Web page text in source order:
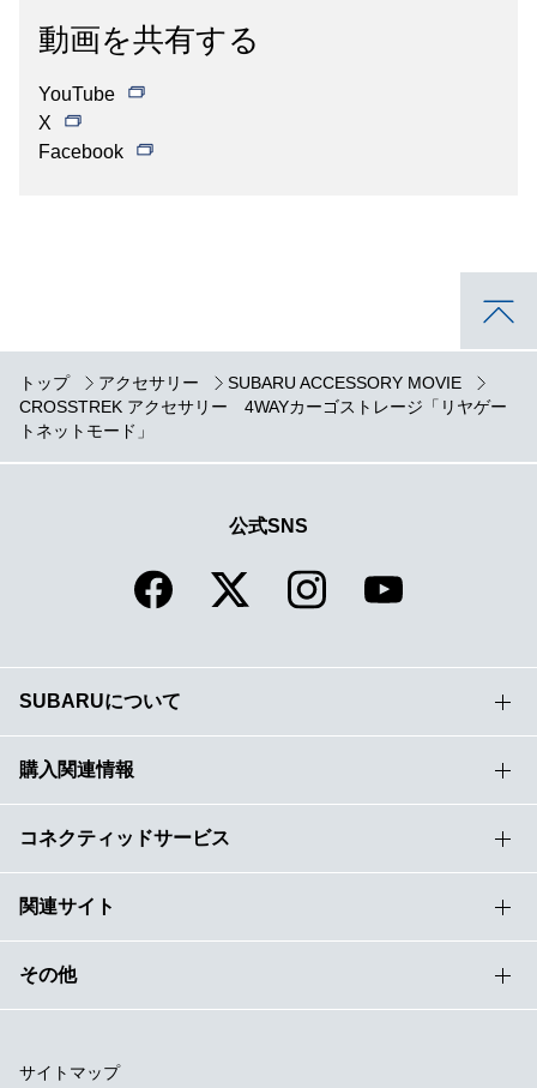
動画を共有する
YouTube
X
Facebook
トップ アクセサリー
SUBARU ACCESSORY MOVIE
CROSSTREK アクセサリー 4WAYカーゴストレージ「リヤゲー
トネットモード」
公式SNS
SUBARUについて
購入関連情報
コネクティッドサービス
関連サイト
その他
サイトマップ